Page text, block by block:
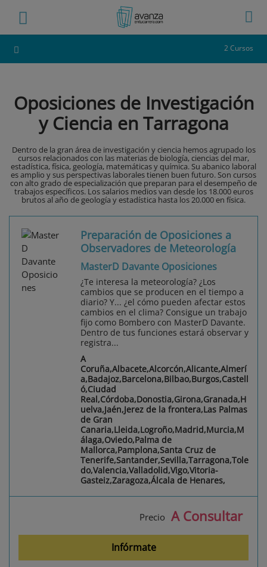
2 Cursos
Oposiciones de Investigación
y Ciencia en Tarragona
Dentro de la gran área de investigación y ciencia hemos agrupado los
cursos relacionados con las materias de biología, ciencias del mar,
estadística, física, geología, matemáticas y química. Su abanico laboral
es amplio y sus perspectivas laborales tienen buen futuro. Son cursos
con alto grado de especialización que preparan para el desempeño de
trabajos específicos. Los salarios medios van desde los 18.000 euros
brutos al año de geología y estadística hasta los 20.000 en física.
Preparación de Oposiciones a
Observadores de Meteorología
MasterD Davante Oposiciones
¿Te interesa la meteorología? ¿Los
cambios que se producen en el tiempo a
diario? Y... ¿el cómo pueden afectar estos
cambios en el clima? Consigue un trabajo
fijo como Bombero con MasterD Davante.
Dentro de tus funciones estará observar y
registra...
A
Coruña,Albacete,Alcorcón,Alicante,Almerí
a,Badajoz,Barcelona,Bilbao,Burgos,Castell
ó,Ciudad
Real,Córdoba,Donostia,Girona,Granada,H
uelva,Jaén,Jerez de la frontera,Las Palmas
de Gran
Canaria,Lleida,Logroño,Madrid,Murcia,M
álaga,Oviedo,Palma de
Mallorca,Pamplona,Santa Cruz de
Tenerife,Santander,Sevilla,Tarragona,Tole
do,Valencia,Valladolid,Vigo,Vitoria-
Gasteiz,Zaragoza,Álcala de Henares,
Precio A Consultar
Infórmate